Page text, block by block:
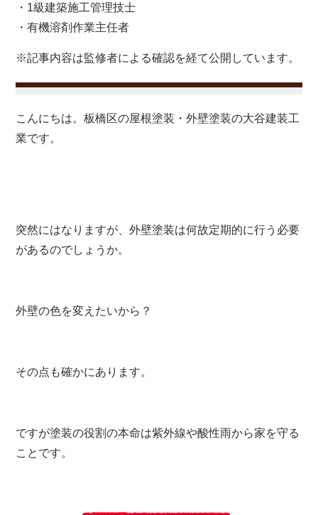
・1級建築施工管理技士
・有機溶剤作業主任者
※記事内容は監修者による確認を経て公開しています。
こんにちは。板橋区の屋根塗装・外壁塗装の大谷建装工
業です。
突然にはなりますが、外壁塗装は何故定期的に行う必要
があるのでしょうか。
外壁の色を変えたいから？
その点も確かにあります。
ですが塗装の役割の本命は紫外線や酸性雨から家を守る
ことです。